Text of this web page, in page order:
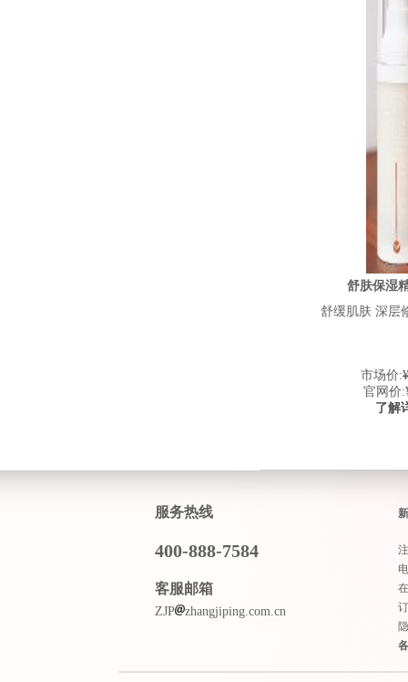
舒肤保湿
舒缓肌肤 深层
市场价:
官网价
了解
服务热线
400-888-7584
客服邮箱
ZJP zhangjiping.com.cn